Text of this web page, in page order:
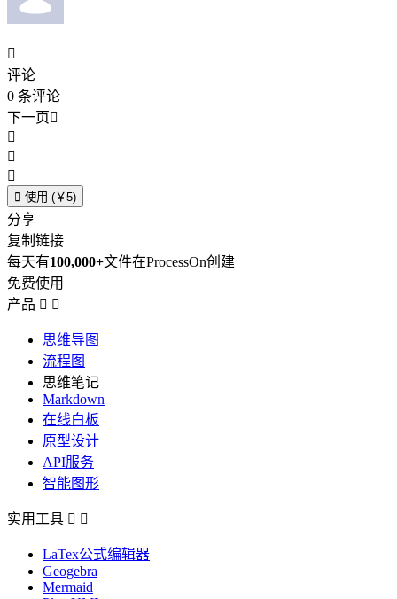

评论
0 条评论
下一页



 使用 (￥5)
分享
复制链接
每天有100,000+文件在ProcessOn创建
免费使用
产品  
思维导图
流程图
思维笔记
Markdown
在线白板
原型设计
API服务
智能图形
实用工具  
LaTex公式编辑器
Geogebra
Mermaid